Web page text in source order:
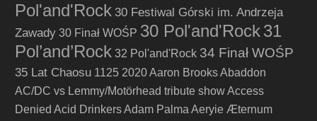
Pol'and'Rock 30 Festiwal Górski im. Andrzeja
Zawady 30 Finał WOŚP 30 Pol'and'Rock31
Pol’and’Rock 32 Pol'and'Rock 34 Finał WOŚP
35 Lat Chaosu 1125 2020Aaron BrooksAbaddon
AC/DC vs Lemmy/Motörhead tribute showAccess
Denied Acid DrinkersAdam Palma Aeryie Æternum